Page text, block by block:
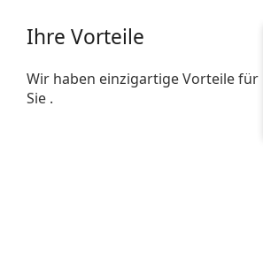
Ihre Vorteile
Wir haben einzigartige Vorteile für
Sie .